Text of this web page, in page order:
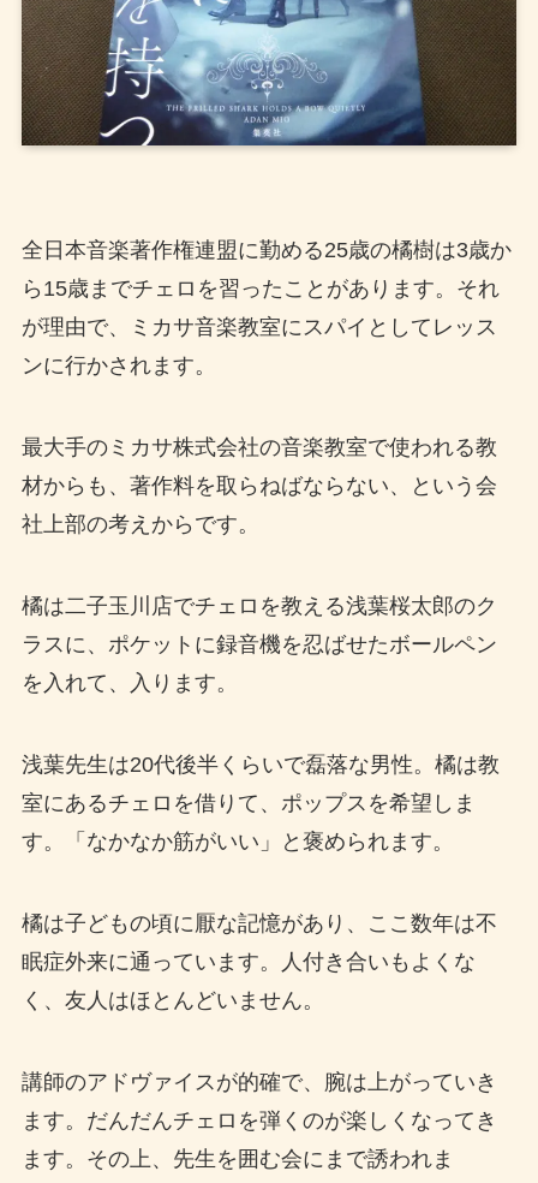
全日本音楽著作権連盟に勤める25歳の橘樹は3歳か
ら15歳までチェロを習ったことがあります。それ
が理由で、ミカサ音楽教室にスパイとしてレッス
ンに行かされます。
最大手のミカサ株式会社の音楽教室で使われる教
材からも、著作料を取らねばならない、という会
社上部の考えからです。
橘は二子玉川店でチェロを教える浅葉桜太郎のク
ラスに、ポケットに録音機を忍ばせたボールペン
を入れて、入ります。
浅葉先生は20代後半くらいで磊落な男性。橘は教
室にあるチェロを借りて、ポップスを希望しま
す。「なかなか筋がいい」と褒められます。
橘は子どもの頃に厭な記憶があり、ここ数年は不
眠症外来に通っています。人付き合いもよくな
く、友人はほとんどいません。
講師のアドヴァイスが的確で、腕は上がっていき
ます。だんだんチェロを弾くのが楽しくなってき
ます。その上、先生を囲む会にまで誘われま